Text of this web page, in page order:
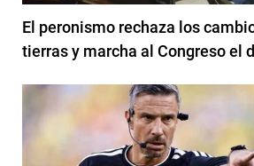
El peronismo rechaza los
tierras y marcha al Congreso el